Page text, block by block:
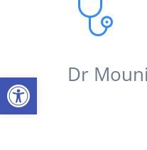
Ouvrir la barre d’outils
Dr